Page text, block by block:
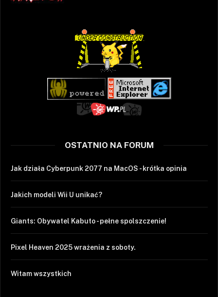
OSTATNIO NA FORUM
Jak działa Cyberpunk 2077 na MacOS - krótka opinia
Jakich modeli Wii U unikać?
Giants: Obywatel Kabuto - pełne spolszczenie!
Pixel Heaven 2025 wrażenia z soboty.
Witam wszystkich